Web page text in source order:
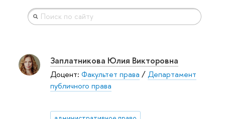
Заплатникова Юлия Викторовна
Доцент: Факультет права /Департамент
публичного права